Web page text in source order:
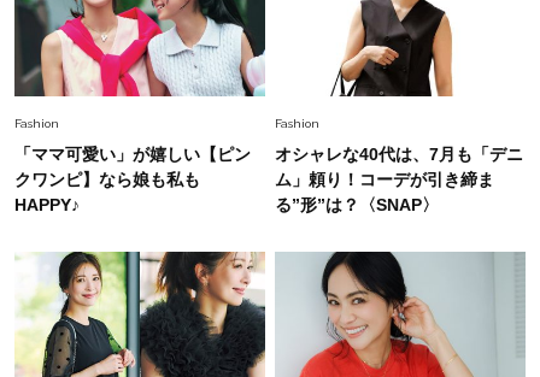
Fashion 2026.5.29
40代の夏通勤はこれ１着！「きちんと感」も
「オシャレ」も整うトレンドトップス〈4選〉
Fashion
初夏はこれさえあれば！40代は【淡色ワンピ】
Fashion 2026.5.29
今、40代の「メガネ＆サングラス」のトレンド
に更新あり！“黒ぶち以外”が新定番に
Fashion
「ママ可愛い」が嬉しい【ピン
クワンピ】なら娘も私も
HAPPY♪
Fashion
オシャレな40代は、7月も「デニ
ム」頼り！コーデが引き締ま
る”形”は？〈SNAP〉